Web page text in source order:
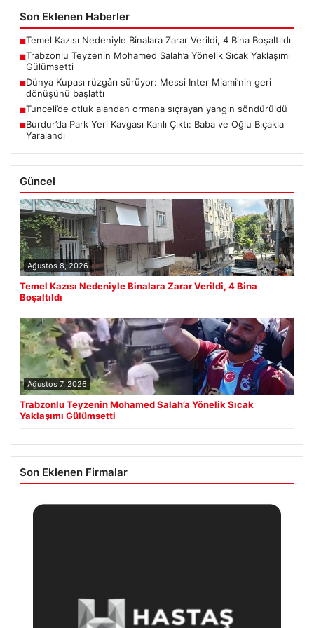
Son Eklenen Haberler
■Temel Kazısı Nedeniyle Binalara Zarar Verildi, 4 Bina Boşaltıldı
■Trabzonlu Teyzenin Mohamed Salah’a Yönelik Sıcak Yaklaşımı
Gülümsetti
■Dünya Kupası rüzgârı sürüyor: Messi Inter Miami’nin geri
dönüşünü başlattı
■Tunceli’de otluk alandan ormana sıçrayan yangın söndürüldü
■Burdur’da Park Yeri Kavgası Kanlı Çıktı: Baba ve Oğlu Bıçakla
Yaralandı
Güncel
Ağustos 8, 2026
Temel Kazısı Nedeniyle Binalara Zarar Verildi, 4 Bina
Boşaltıldı
Ağustos 7, 2026
Trabzonlu Teyzenin Mohamed Salah’a Yönelik Sıcak
Yaklaşımı Gülümsetti
Son Eklenen Firmalar